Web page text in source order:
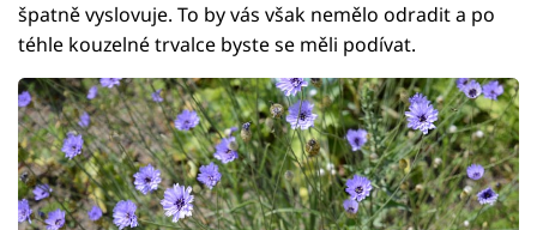
špatně vyslovuje. To by vás však nemělo odradit a po
téhle kouzelné trvalce byste se měli podívat.